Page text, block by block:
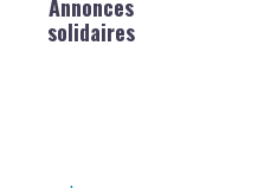
Annonces
solidaires